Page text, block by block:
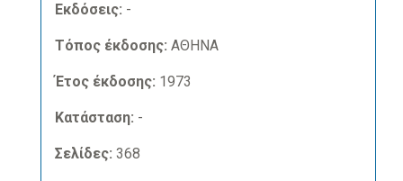
Εκδόσεις: -
Τόπος έκδοσης: ΑΘΗΝΑ
Έτος έκδοσης: 1973
Κατάσταση: -
Σελίδες: 368